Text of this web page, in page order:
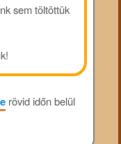
sem töltöttük
rövid időn belül